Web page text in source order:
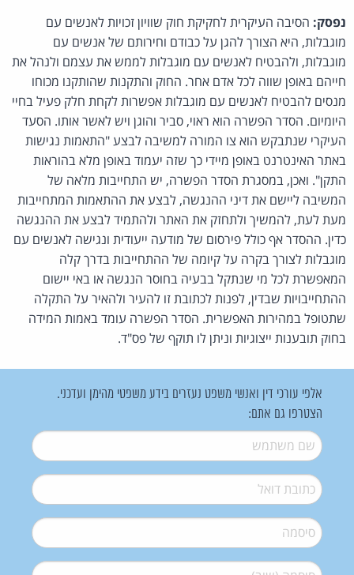
נפסק: הסיבה העיקרית לחקיקת חוק שוויון זכויות לאנשים עם
מוגבלות, היא הצורך להגן על כבודם וחירותם של אנשים עם
מוגבלות, ולהבטיח לאנשים עם מוגבלות לממש את עצמם ולנהל את
חייהם באופן שווה לכל אדם אחר. החוק והתקנות שהותקנו מכוחו
מנסים להבטיח לאנשים עם מוגבלות אפשרות לקחת חלק פעיל בחיי
היומיום. הסדר הפשרה הוא ראוי, סביר והוגן ויש לאשר אותו. הסעד
העיקרי שנתבקש הוא צו המורה למשיבה לבצע "התאמות נגישות
באתר האינטרנט באופן מיידי כך שזה יעמוד באופן מלא בהוראות
התקן". ואכן, במסגרת הסדר הפשרה, יש התחייבות מלאה של
המשיבה ליישם את דיני ההנגשה, לבצע את ההתאמות המתחייבות
מעת לעת, להמשיך ולתחזק את האתר ולהתמיד לבצע את ההנגשה
כדין. ההסדר אף כולל פירסום של מודעה ייעודית ונגישה לאנשים עם
מוגבלות לצורך בקרה על קיומה של ההתחייבות בדרך קלה
המאפשרת לכל מי שנתקל בבעיה בחוסר הנגשה או באי יישום
ההתחייבויות שבדין, לפנות לכתובת זו להעיר ולהאיר על התקלה
שתטופל במהירות האפשרית. הסדר הפשרה עומד באמות המידה
בחוק תובענות ייצוגיות וניתן לו תוקף של פס"ד.
אלפי עורכי דין ואנשי משפט נעזרים בידע משפטי מהימן ועדכני.
הצטרפו גם אתם:
שם משתמש*
דואל*
סיסמה*
סיסמה (שוב)*